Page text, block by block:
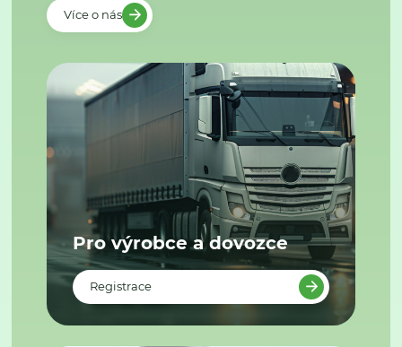
Více o nás
Pro výrobce a dovozce
Registrace